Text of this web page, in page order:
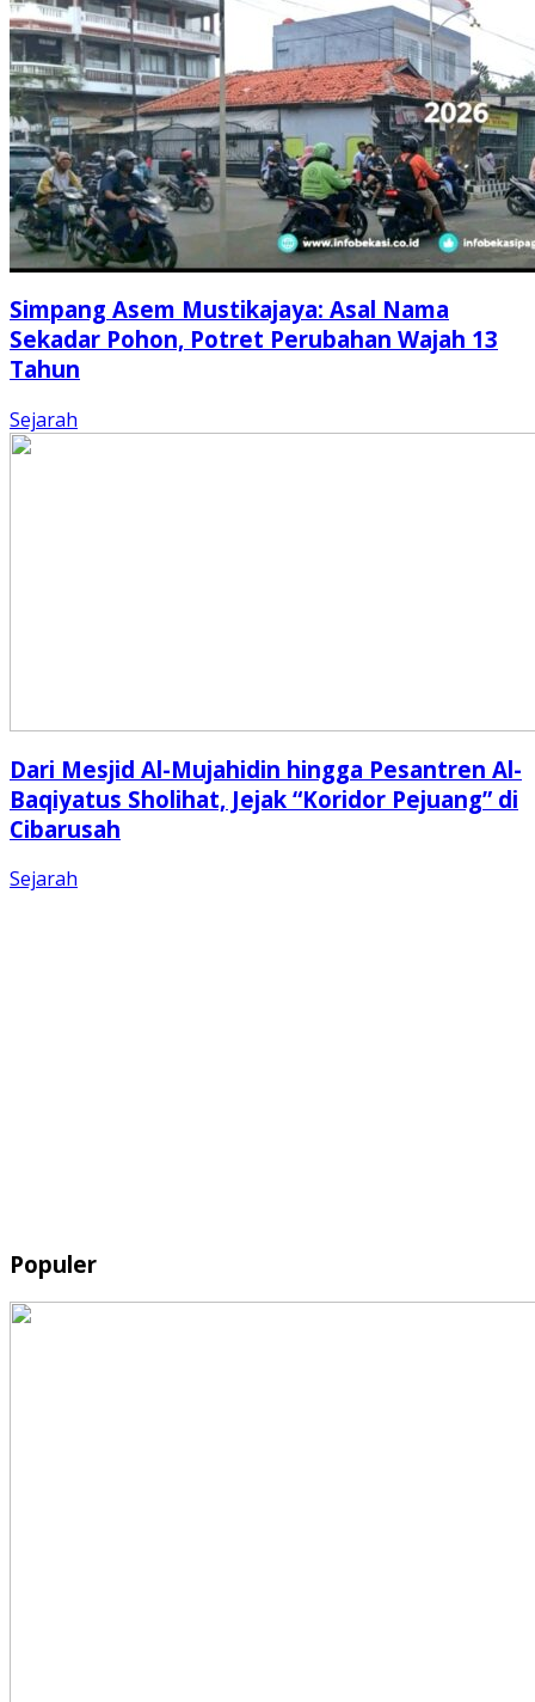
Simpang Asem Mustikajaya: Asal Nama
Sekadar Pohon, Potret Perubahan Wajah 13
Tahun
Sejarah
Dari Mesjid Al-Mujahidin hingga Pesantren Al-
Baqiyatus Sholihat, Jejak “Koridor Pejuang” di
Cibarusah
Sejarah
Populer